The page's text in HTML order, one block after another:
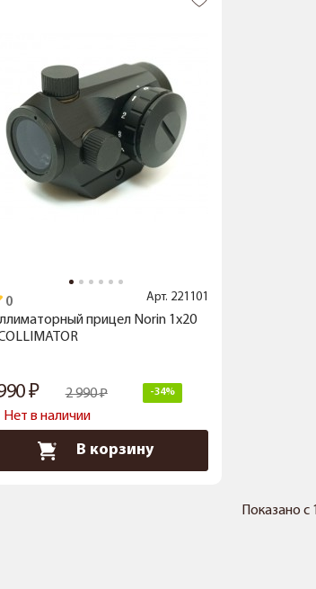
Арт. 221101
прицел Norin 1x20
2 990 -34%
Нет в наличии
В корзину
Показано с